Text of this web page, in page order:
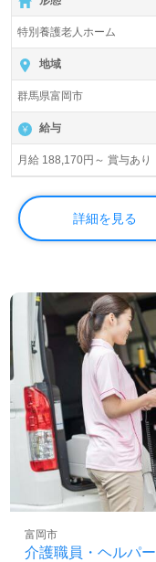
特別養護老人ホーム
地域
群馬県富岡市
給与
月給 188,170円～ 賞与あり
詳細を見る
介護職員・ヘルパー
富岡市